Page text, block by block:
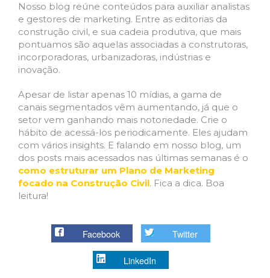
Nosso blog reúne conteúdos para auxiliar analistas
e gestores de marketing. Entre as editorias da
construção civil, e sua cadeia produtiva, que mais
pontuamos são aquelas associadas a construtoras,
incorporadoras, urbanizadoras, indústrias e
inovação.
Apesar de listar apenas 10 mídias, a gama de
canais segmentados vêm aumentando, já que o
setor vem ganhando mais notoriedade. Crie o
hábito de acessá-los periodicamente. Eles ajudam
com vários insights. E falando em nosso blog, um
dos posts mais acessados nas últimas semanas é o
como estruturar um Plano de Marketing
focado na Construção Civil. Fica a dica. Boa
leitura!
Facebook Twitter
LinkedIn